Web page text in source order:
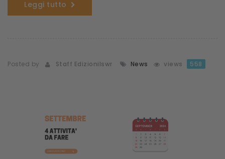
Leggi tutto
Posted by Staff Edizionilswr News views 558